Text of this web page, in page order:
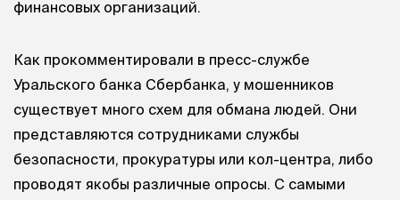
финансовых организаций.
Как прокомментировали в пресс-службе
Уральского банка Сбербанка, у мошенников
существует много схем для обмана людей. Они
представляются сотрудниками службы
безопасности, прокуратуры или кол-центра, либо
проводят якобы различные опросы. С самыми